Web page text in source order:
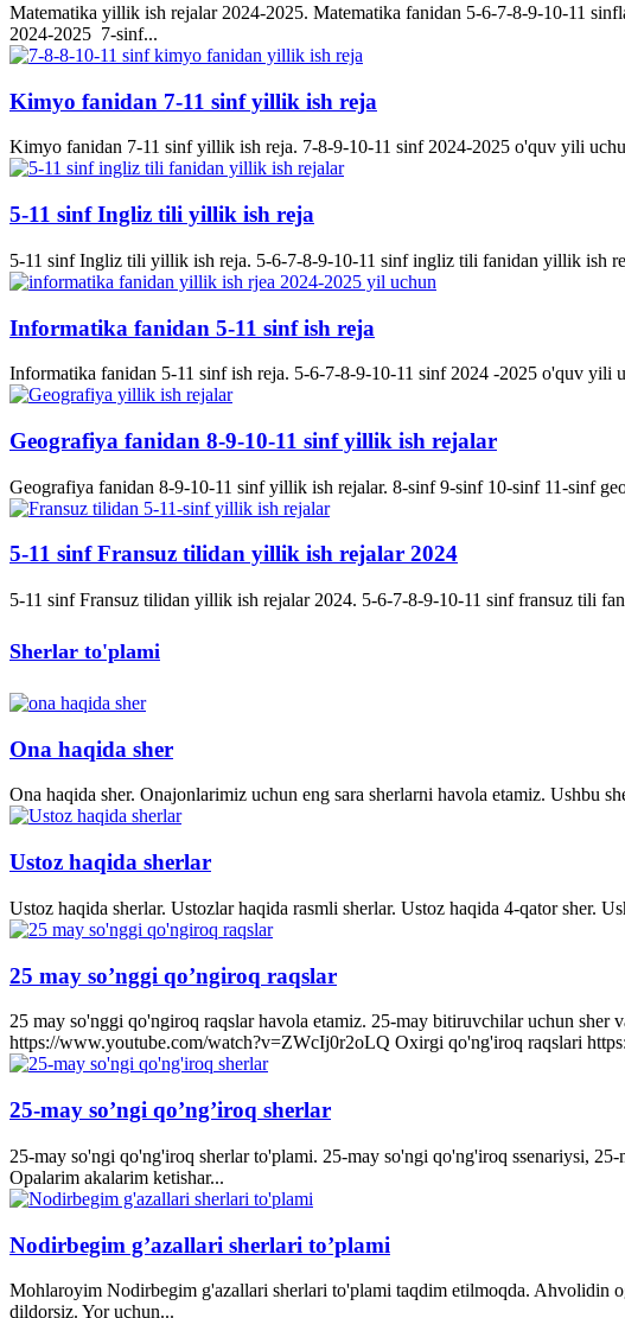
Matematika yillik ish rejalar 2024-2025. Matematika fanidan 5-6-7-8-9-10-11
2024-2025 7-sinf...
Kimyo fanidan 7-11 sinf yillik ish reja
Kimyo fanidan 7-11 sinf yillik ish reja. 7-8-9-10-11 sinf 2024-2025 o'quv yili
5-11 sinf Ingliz tili yillik ish reja
5-11 sinf Ingliz tili yillik ish reja. 5-6-7-8-9-10-11 sinf ingliz tili fanidan yillik ish
Informatika fanidan 5-11 sinf ish reja
Informatika fanidan 5-11 sinf ish reja. 5-6-7-8-9-10-11 sinf 2024 -2025 o'quv
Geografiya fanidan 8-9-10-11 sinf yillik ish rejalar
Geografiya fanidan 8-9-10-11 sinf yillik ish rejalar. 8-sinf 9-sinf 10-sinf 11-sinf
5-11 sinf Fransuz tilidan yillik ish rejalar 2024
5-11 sinf Fransuz tilidan yillik ish rejalar 2024. 5-6-7-8-9-10-11 sinf fransuz tili
Sherlar to'plami
Ona haqida sher
Ona haqida sher. Onajonlarimiz uchun eng sara sherlarni havola etamiz. Ushbu
Ustoz haqida sherlar
Ustoz haqida sherlar. Ustozlar haqida rasmli sherlar. Ustoz haqida 4-qator sher.
25 may so’nggi qo’ngiroq raqslar
25 may so'nggi qo'ngiroq raqslar havola etamiz. 25-may bitiruvchilar uchun
https://www.youtube.com/watch?v=ZWcIj0r2oLQ Oxirgi qo'ng'iroq raqslari
25-may so’ngi qo’ng’iroq sherlar
25-may so'ngi qo'ng'iroq sherlar to'plami. 25-may so'ngi qo'ng'iroq ssenariysi,
Opalarim akalarim ketishar...
Nodirbegim g’azallari sherlari to’plami
Mohlaroyim Nodirbegim g'azallari sherlari to'plami taqdim etilmoqda. Ahvolidin
dildorsiz. Yor uchun...